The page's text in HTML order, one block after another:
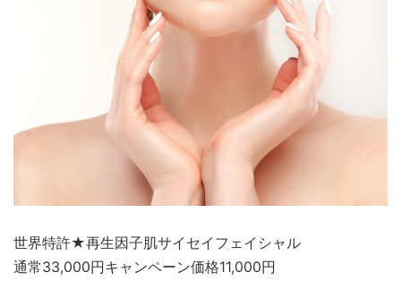
世界特許★再生因子肌サイセイフェイシャル
通常33,000円キャンペーン価格11,000円